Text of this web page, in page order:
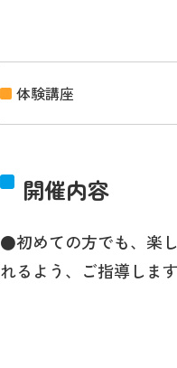
体験講座
開催内容
●初めての方でも、楽
れるよう、ご指導します